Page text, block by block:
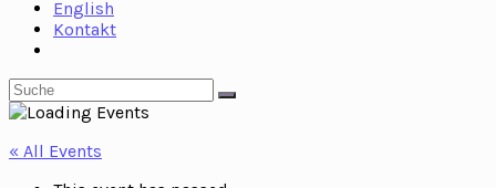
English
Kontakt
search
« All Events